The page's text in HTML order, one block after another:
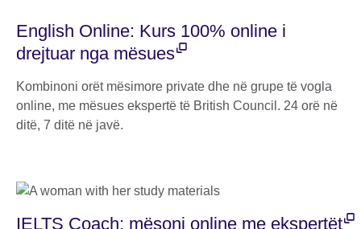
English Online: Kurs 100% online i
drejtuar nga mësues
Kombinoni orët mësimore private dhe në grupe të vogla
online, me mësues ekspertë të British Council. 24 orë në
ditë, 7 ditë në javë.
IELTS Coach: mësoni online me ekspertët